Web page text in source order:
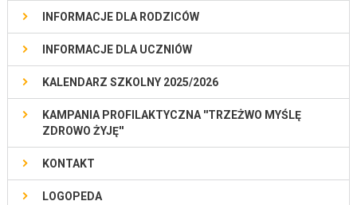
INFORMACJE DLA RODZICÓW
INFORMACJE DLA UCZNIÓW
KALENDARZ SZKOLNY 2025/2026
KAMPANIA PROFILAKTYCZNA ''TRZEŻWO MYŚLĘ
ZDROWO ŻYJĘ''
KONTAKT
LOGOPEDA